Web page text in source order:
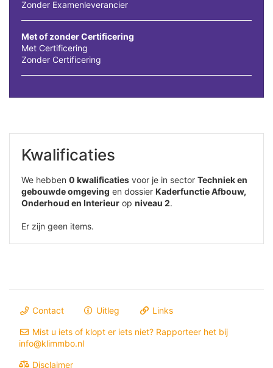
Zonder Examenleverancier
Met of zonder Certificering
Met Certificering
Zonder Certificering
Kwalificaties
We hebben 0 kwalificaties voor je in sector Techniek en
gebouwde omgeving en dossier Kaderfunctie Afbouw,
Onderhoud en Interieur op niveau 2.
Er zijn geen items.
Contact Uitleg Links
Mist u iets of klopt er iets niet? Rapporteer het bij
info@klimmbo.nl
Disclaimer